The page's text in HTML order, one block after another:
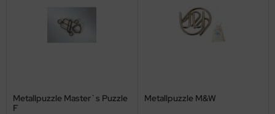
Metallpuzzle Master`s Puzzle
F
Metallpuzzle M&W